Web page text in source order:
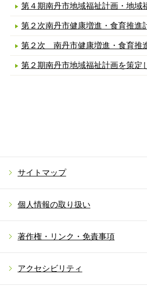
第４期南丹市地域福祉計画・地域
第２次南丹市健康増進・食育推進
第２次 南丹市健康増進・食育推
第２期南丹市地域福祉計画を策定
サイトマップ
個人情報の取り扱い
著作権・リンク・免責事項
アクセシビリティ